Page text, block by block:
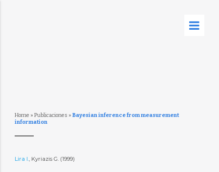
Home » Publicaciones » Bayesian inference from measurement
information
Lira I., Kyriazis G. (1999)